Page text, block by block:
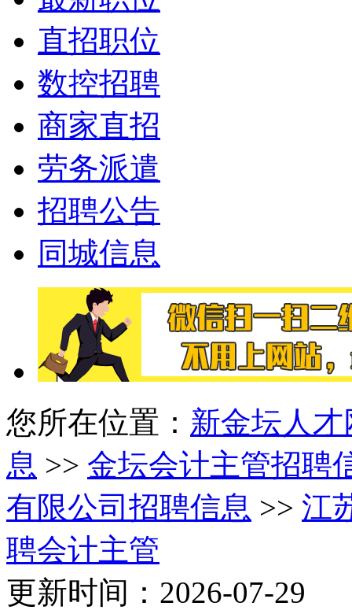
直招职位
数控招聘
商家直招
劳务派遣
招聘公告
同城信息
您所在位置： 新金坛人才
息 >> 金坛会计主管招聘
有限公司招聘信息 >> 江
聘会计主管
更新时间：2026-07-29